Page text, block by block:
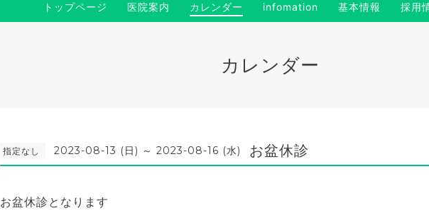
トップページ 医院案内 カレンダー infomation 基本情報 採用
カレンダー
指定なし 2023-08-13 (日) ～ 2023-08-16 (水) お盆休診
お盆休診となります